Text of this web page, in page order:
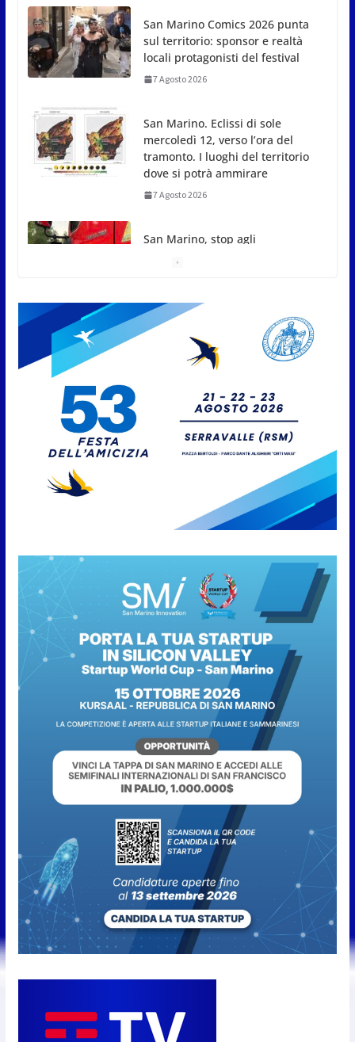
San Marino Comics 2026 punta
sul territorio: sponsor e realtà
locali protagonisti del festival
7 Agosto 2026
San Marino. Eclissi di sole
mercoledì 12, verso l’ora del
tramonto. I luoghi del territorio
dove si potrà ammirare
7 Agosto 2026
San Marino, stop agli
salate
7 Agosto 2026
Caccuri celebra Roberto Sergio:
della città e premio alla carriera
7 Agosto 2026
partnership tra FIFA+ e DAZN